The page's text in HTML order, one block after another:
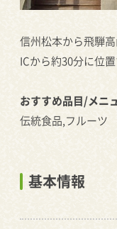
信州松本から飛騨
ICから約30分に位
おすすめ品目/メニ
伝統食品,フルーツ
基本情報